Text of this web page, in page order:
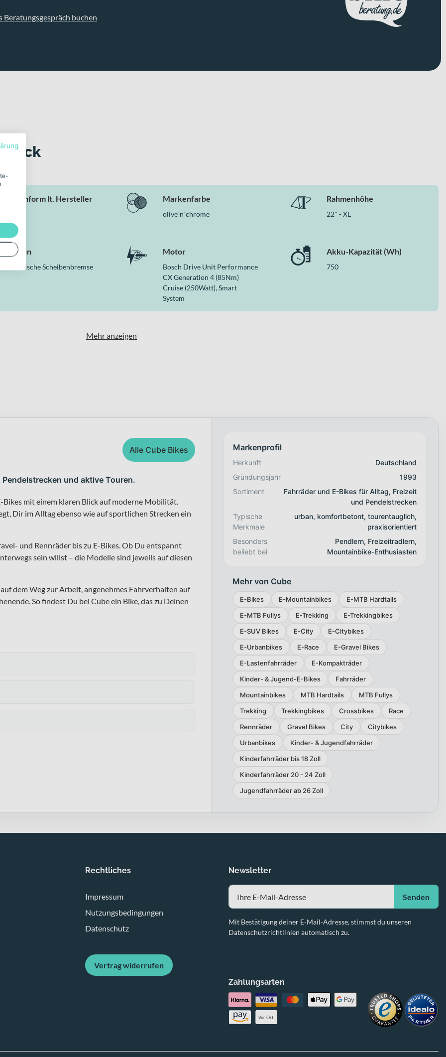
Beratungsgespräch buchen
Blick
Rahmenform lt. Hersteller
Diamant
Markenfarbe
olive´n´chrome
Rahmenhöhe
22" - XL
Bremsen
Hydraulische Scheibenbremse
Motor
Bosch Drive Unit Performance
CX Generation 4 (85Nm)
Cruise (250Watt), Smart
System
Akku-Kapazität (Wh)
750
Mehr anzeigen
Alle Cube Bikes
und aktive Touren.
mit einem klaren Blick auf moderne Mobilität.
Dir im Alltag ebenso wie auf sportlichen Strecken ein
und Rennräder bis zu E-Bikes. Ob Du entspannt
sein willst – die Modelle sind jeweils auf diesen
dem Weg zur Arbeit, angenehmes Fahrverhalten auf
So findest Du bei Cube ein Bike, das zu Deinen
Markenprofil
Herkunft
Deutschland
Gründungsjahr
1993
Sortiment
Fahrräder und E-Bikes für Alltag, Freizeit
und Pendelstrecken
Typische
Merkmale
urban, komfortbetont, tourentauglich,
praxisorientiert
Besonders
beliebt bei
Pendlern, Freizeitradlern,
Mountainbike-Enthusiasten
Mehr von Cube
E-Bikes E-Mountainbikes
E-MTB Hardtails
E-MTB Fullys
E-Trekking
E-Trekkingbikes
E-SUV Bikes
E-City
E-Citybikes
E-Urbanbikes
E-Race
E-Gravel Bikes
E-Lastenfahrräder
E-Kompakträder
Kinder- & Jugend-E-Bikes
Fahrräder
Mountainbikes
MTB Hardtails
MTB Fullys
Trekking
Trekkingbikes Crossbikes
Race
Rennräder
Gravel Bikes City
Citybikes
Urbanbikes
Kinder- & Jugendfahrräder
Kinderfahrräder bis 18 Zoll
Kinderfahrräder 20 - 24 Zoll
Jugendfahrräder ab 26 Zoll
Rechtliches
Impressum
Nutzungsbedingungen
Datenschutz
Vertrag widerrufen
Newsletter
Senden
Mit Bestätigung deiner E-Mail-Adresse, stimmst du unseren
Datenschutzrichtlinien automatisch zu.
Zahlungsarten
Vor Ort